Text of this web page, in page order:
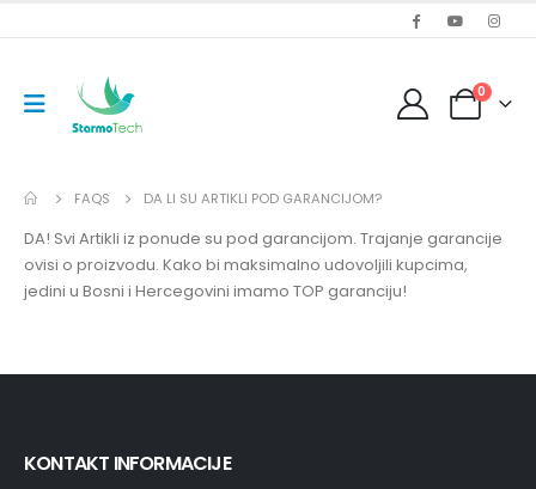
0
FAQS DA LI SU ARTIKLI POD GARANCIJOM?
DA! Svi Artikli iz ponude su pod garancijom. Trajanje garancije
ovisi o proizvodu. Kako bi maksimalno udovoljili kupcima,
jedini u Bosni i Hercegovini imamo TOP garanciju!
KONTAKT INFORMACIJE